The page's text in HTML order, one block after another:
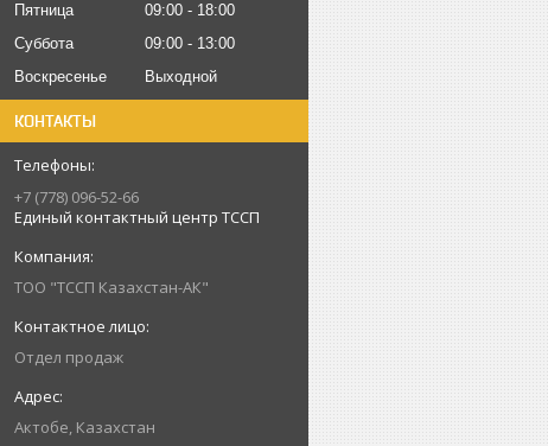
Пятница
09:00
18:00
Суббота
09:00
13:00
Воскресенье
Выходной
КОНТАКТЫ
+7 (778) 096-52-66
Единый контактный центр ТССП
ТОО "ТССП Казахстан-АК"
Отдел продаж
Актобе, Казахстан